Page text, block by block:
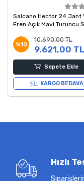
Salcano Hector 24 Jant
Fren Açık Mavi Turuncu
%10
10.690,00 TL
9.621,00 TL
Sepete Ekle
KARGO BEDAVA
Hızlı